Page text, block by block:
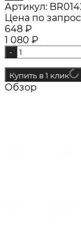
Артикул:
Цена по
648 ₽
1 080 ₽
-
Купить в 1 клик
Обзор